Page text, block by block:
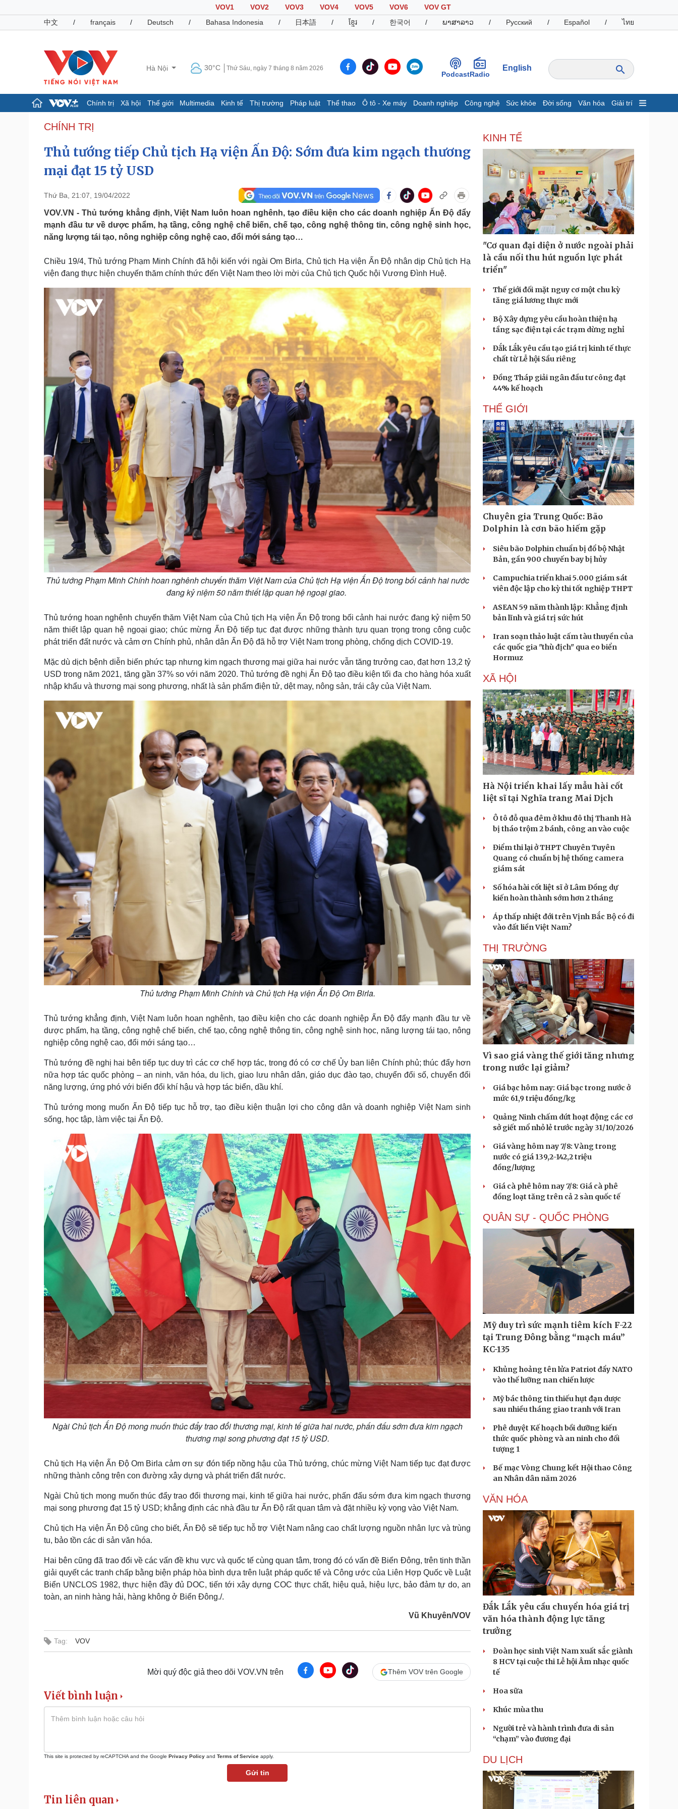
VOV1 VOV2 VOV3 VOV4 VOV5 VOV6
VOV GT
中文
/ français / Deutsch / Bahasa Indonesia / 日本語 / ខ្មែរ / 한국어 / ພາສາລາວ / Русский / Español / ไทย
Hà Nội 30°C Thứ Sáu, ngày 7 tháng 8 năm 2026
PodcastRadio
English
Chính trị Xã hội Thế giới Multimedia Kinh tế Thị trường Pháp luật Thể thao Ô tô - Xe máy Doanh nghiệp Công nghệ Sức khỏe Đời sống Văn hóa Giải trí
Chính trị
Tổ chức nhân sự
Quốc hội
Nhận diện sự thật
Dự báo thời tiết
Giáo dục
Dấu ấn VOV
Cuộc sống đó đây
Hồ sơ
Ảnh
E-Magazine
Bất động sản
Khởi nghiệp
Tiêu dùng
Tỷ giá
Chứng khoán
Giá cà phê
Pháp luật
Vụ án
Tin nóng
Tư vấn luật
Quân sự - Quốc phòng
Vũ khí
Việt Nam
Phân tích
Thể thao
Bóng đá
Lịch thi đấu bóng đá
Thế giới thể thao
Hậu trường
Ô tô - Xe máy
Ô tô
Xe máy
Doanh nghiệp
Thông tin doanh nghiệp
Doanh nghiệp 24h
Doanh nhân
Vì cộng đồng
Công nghệ
Sành điệu
Tin Công nghệ
Trải nghiệm
Chuyển đổi số
Dinh dưỡng - món ngon
Cây thuốc
Sản phụ khoa
Làm đẹp - giảm cân
Phòng mạch online
Ăn sạch sống khỏe
Nhà đẹp
Tình yêu - Gia đình
Sân khấu - Điện ảnh
Văn học
Âm nhạc
Di sản
Nghệ sĩ
Thời trang
Sao Việt
Săn Tour
check-in
Câu chuyện thời sự
Đọc truyện đêm khuya
Cửa sổ tình yêu
Kể chuyện cho bé
Cải chính
CHÍNH TRỊ
Thủ tướng tiếp Chủ tịch Hạ viện Ấn Độ: Sớm đưa kim ngạch thương
mại đạt 15 tỷ USD
Thứ Ba, 21:07, 19/04/2022
VOV.VN - Thủ tướng khẳng định, Việt Nam luôn hoan nghênh, tạo điều kiện cho các doanh nghiệp Ấn Độ đẩy
mạnh đầu tư về dược phẩm, hạ tầng, công nghệ chế biến, chế tạo, công nghệ thông tin, công nghệ sinh học,
năng lượng tái tạo, nông nghiệp công nghệ cao, đổi mới sáng tạo…
Chiều 19/4, Thủ tướng Phạm Minh Chính đã hội kiến với ngài Om Birla, Chủ tịch Hạ viện Ấn Độ nhân dịp Chủ tịch Hạ
viện đang thực hiện chuyến thăm chính thức đến Việt Nam theo lời mời của Chủ tịch Quốc hội Vương Đình Huệ.
Thủ tướng Phạm Minh Chính hoan nghênh chuyến thăm Việt Nam của Chủ tịch Hạ viện Ấn Độ trong bối cảnh hai nước
đang kỷ niệm 50 năm thiết lập quan hệ ngoại giao.
Thủ tướng hoan nghênh chuyến thăm Việt Nam của Chủ tịch Hạ viện Ấn Độ trong bối cảnh hai nước đang kỷ niệm 50
năm thiết lập quan hệ ngoại giao; chúc mừng Ấn Độ tiếp tục đạt được những thành tựu quan trọng trong công cuộc
phát triển đất nước và cảm ơn Chính phủ, nhân dân Ấn Độ đã hỗ trợ Việt Nam trong phòng, chống dịch COVID-19.
Mặc dù dịch bệnh diễn biến phức tạp nhưng kim ngạch thương mại giữa hai nước vẫn tăng trưởng cao, đạt hơn 13,2 tỷ
USD trong năm 2021, tăng gần 37% so với năm 2020. Thủ tướng đề nghị Ấn Độ tạo điều kiện tối đa cho hàng hóa xuất
nhập khẩu và thương mại song phương, nhất là sản phẩm điện tử, dệt may, nông sản, trái cây của Việt Nam.
Thủ tướng Phạm Minh Chính và Chủ tịch Hạ viện Ấn Độ Om Birla.
Thủ tướng khẳng định, Việt Nam luôn hoan nghênh, tạo điều kiện cho các doanh nghiệp Ấn Độ đẩy mạnh đầu tư về
dược phẩm, hạ tầng, công nghệ chế biến, chế tạo, công nghệ thông tin, công nghệ sinh học, năng lượng tái tạo, nông
nghiệp công nghệ cao, đổi mới sáng tạo…
Thủ tướng đề nghị hai bên tiếp tục duy trì các cơ chế hợp tác, trong đó có cơ chế Ủy ban liên Chính phủ; thúc đẩy hơn
nữa hợp tác quốc phòng – an ninh, văn hóa, du lịch, giao lưu nhân dân, giáo dục đào tạo, chuyển đổi số, chuyển đổi
năng lượng, ứng phó với biển đổi khí hậu và hợp tác biển, dầu khí.
Thủ tướng mong muốn Ấn Độ tiếp tục hỗ trợ, tạo điều kiện thuận lợi cho công dân và doanh nghiệp Việt Nam sinh
sống, học tập, làm việc tại Ấn Độ.
Ngài Chủ tịch Ấn Độ mong muốn thúc đẩy trao đổi thương mại, kinh tế giữa hai nước, phấn đấu sớm đưa kim ngạch
thương mại song phương đạt 15 tỷ USD.
Chủ tịch Hạ viện Ấn Độ Om Birla cảm ơn sự đón tiếp nồng hậu của Thủ tướng, chúc mừng Việt Nam tiếp tục đạt được
những thành công trên con đường xây dựng và phát triển đất nước.
Ngài Chủ tịch mong muốn thúc đẩy trao đổi thương mại, kinh tế giữa hai nước, phấn đấu sớm đưa kim ngạch thương
mại song phương đạt 15 tỷ USD; khẳng định các nhà đầu tư Ấn Độ rất quan tâm và đặt nhiều kỳ vọng vào Việt Nam.
Chủ tịch Hạ viện Ấn Độ cũng cho biết, Ấn Độ sẽ tiếp tục hỗ trợ Việt Nam nâng cao chất lượng nguồn nhân lực và trùng
tu, bảo tồn các di sản văn hóa.
Hai bên cũng đã trao đổi về các vấn đề khu vực và quốc tế cùng quan tâm, trong đó có vấn đề Biển Đông, trên tinh thần
giải quyết các tranh chấp bằng biện pháp hòa bình dựa trên luật pháp quốc tế và Công ước của Liên Hợp Quốc về Luật
Biển UNCLOS 1982, thực hiện đầy đủ DOC, tiến tới xây dựng COC thực chất, hiệu quả, hiệu lực, bảo đảm tự do, an
toàn, an ninh hàng hải, hàng không ở Biển Đông./.
Vũ Khuyên/VOV
Tag: VOV
Mời quý độc giả theo dõi VOV.VN trên Thêm VOV trên Google
Viết bình luận
This site is protected by reCAPTCHA and the Google Privacy Policy and Terms of Service apply.
Gửi tin
Tin liên quan
KINH TẾ
"Cơ quan đại diện ở nước ngoài phải
là cầu nối thu hút nguồn lực phát
triển"
Thế giới đối mặt nguy cơ một chu kỳ
tăng giá lương thực mới
Bộ Xây dựng yêu cầu hoàn thiện hạ
tầng sạc điện tại các trạm dừng nghỉ
Đắk Lắk yêu cầu tạo giá trị kinh tế thực
chất từ Lễ hội Sầu riêng
Đồng Tháp giải ngân đầu tư công đạt
44% kế hoạch
THẾ GIỚI
Chuyên gia Trung Quốc: Bão
Dolphin là cơn bão hiếm gặp
Siêu bão Dolphin chuẩn bị đổ bộ Nhật
Bản, gần 900 chuyến bay bị hủy
Campuchia triển khai 5.000 giám sát
viên độc lập cho kỳ thi tốt nghiệp THPT
ASEAN 59 năm thành lập: Khẳng định
bản lĩnh và giá trị sức hút
Iran soạn thảo luật cấm tàu thuyền của
các quốc gia "thù địch" qua eo biển
Hormuz
XÃ HỘI
Hà Nội triển khai lấy mẫu hài cốt
liệt sĩ tại Nghĩa trang Mai Dịch
Ô tô đỗ qua đêm ở khu đô thị Thanh Hà
bị tháo trộm 2 bánh, công an vào cuộc
Điểm thi lại ở THPT Chuyên Tuyên
Quang có chuẩn bị hệ thống camera
giám sát
Số hóa hài cốt liệt sĩ ở Lâm Đồng dự
kiến hoàn thành sớm hơn 2 tháng
Áp thấp nhiệt đới trên Vịnh Bắc Bộ có đi
vào đất liền Việt Nam?
THỊ TRƯỜNG
Vì sao giá vàng thế giới tăng nhưng
trong nước lại giảm?
Giá bạc hôm nay: Giá bạc trong nước ở
mức 61,9 triệu đồng/kg
Quảng Ninh chấm dứt hoạt động các cơ
sở giết mổ nhỏ lẻ trước ngày 31/10/2026
Giá vàng hôm nay 7/8: Vàng trong
nước có giá 139,2-142,2 triệu
đồng/lượng
Giá cà phê hôm nay 7/8: Giá cà phê
đồng loạt tăng trên cả 2 sàn quốc tế
QUÂN SỰ - QUỐC PHÒNG
Mỹ duy trì sức mạnh tiêm kích F-22
tại Trung Đông bằng “mạch máu”
KC-135
Khủng hoảng tên lửa Patriot đẩy NATO
vào thế lưỡng nan chiến lược
Mỹ bác thông tin thiếu hụt đạn dược
sau nhiều tháng giao tranh với Iran
Phê duyệt Kế hoạch bồi dưỡng kiến
thức quốc phòng và an ninh cho đối
tượng 1
Bế mạc Vòng Chung kết Hội thao Công
an Nhân dân năm 2026
VĂN HÓA
Đắk Lắk yêu cầu chuyển hóa giá trị
văn hóa thành động lực tăng
trưởng
Đoàn học sinh Việt Nam xuất sắc giành
8 HCV tại cuộc thi Lễ hội Âm nhạc quốc
tế
Hoa sữa
Khúc mùa thu
Người trẻ và hành trình đưa di sản
“chạm” vào đương đại
DU LỊCH